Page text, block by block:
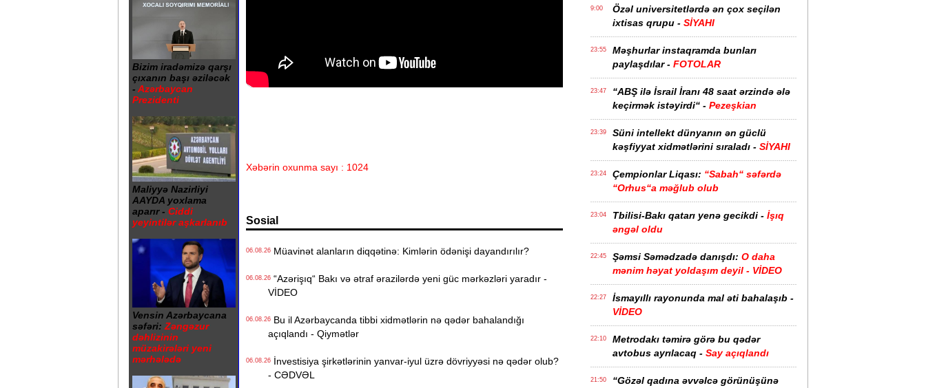
Bizim iradəmizə qarşı
çıxanın başı əziləcək
- Azərbaycan
Prezidenti
Maliyyə Nazirliyi
AAYDA yoxlama
aparır - Ciddi
yeyintilər aşkarlanıb
Vensin Azərbaycana
səfəri: Zəngəzur
dəhlizinin
müzakirələri yeni
mərhələdə
Xəbərin oxunma sayı : 1024
Sosial
06.08.26Müavinət alanların diqqətinə: Kimlərin ödənişi dayandırılır?
06.08.26“Azərişıq“ Bakı və ətraf ərazilərdə yeni güc mərkəzləri yaradır -
VİDEO
06.08.26Bu il Azərbaycanda tibbi xidmətlərin nə qədər bahalandığı
açıqlandı - Qiymətlər
06.08.26İnvestisiya şirkətlərinin yanvar-iyul üzrə dövriyyəsi nə qədər olub?
- CƏDVƏL
9:00
Özəl universitetlərdə ən çox seçilən
ixtisas qrupu - SİYAHI
23:55
Məşhurlar instaqramda bunları
paylaşdılar - FOTOLAR
23:47
“ABŞ ilə İsrail İranı 48 saat ərzində ələ
keçirmək istəyirdi“ - Pezeşkian
23:39
Süni intellekt dünyanın ən güclü
kəşfiyyat xidmətlərini sıraladı - SİYAHI
23:24 Çempionlar Liqası: “Sabah“ səfərdə
“Orhus“a məğlub olub
23:04 Tbilisi-Bakı qatarı yenə gecikdi - İşıq
əngəl oldu
22:45 Şəmsi Səmədzadə danışdı: O daha
mənim həyat yoldaşım deyil - VİDEO
22:27
İsmayıllı rayonunda mal əti bahalaşıb -
VİDEO
22:10
Metrodakı təmirə görə bu qədər
avtobus ayrılacaq - Say açıqlandı
21:50
“Gözəl qadına əvvəlcə görünüşünə